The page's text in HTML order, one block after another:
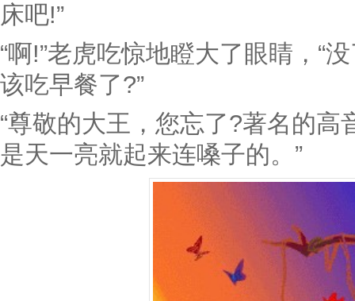
床吧!”
“啊!”老虎吃惊地瞪大了眼睛，“
该吃早餐了?”
“尊敬的大王，您忘了?著名的
是天一亮就起来连嗓子的。”